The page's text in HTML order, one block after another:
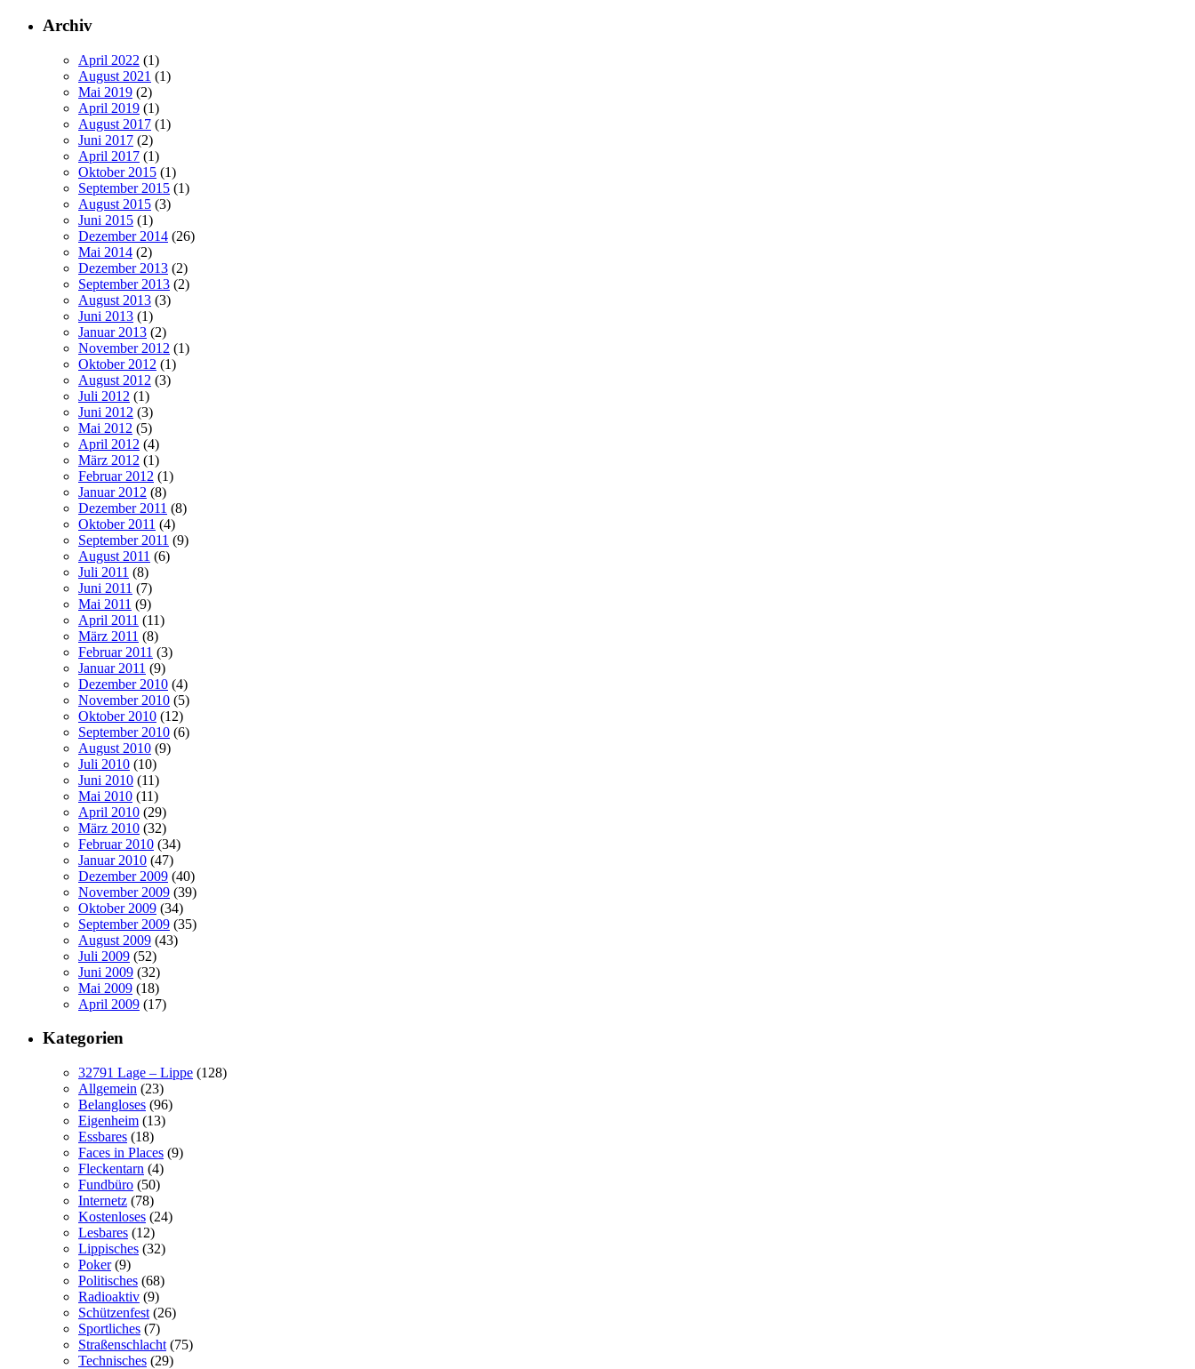
Archiv
April 2022 (1)
August 2021 (1)
Mai 2019 (2)
April 2019 (1)
August 2017 (1)
Juni 2017 (2)
April 2017 (1)
Oktober 2015 (1)
September 2015 (1)
August 2015 (3)
Juni 2015 (1)
Dezember 2014 (26)
Mai 2014 (2)
Dezember 2013 (2)
September 2013 (2)
August 2013 (3)
Juni 2013 (1)
Januar 2013 (2)
November 2012 (1)
Oktober 2012 (1)
August 2012 (3)
Juli 2012 (1)
Juni 2012 (3)
Mai 2012 (5)
April 2012 (4)
März 2012 (1)
Februar 2012 (1)
Januar 2012 (8)
Dezember 2011 (8)
Oktober 2011 (4)
September 2011 (9)
August 2011 (6)
Juli 2011 (8)
Juni 2011 (7)
Mai 2011 (9)
April 2011 (11)
März 2011 (8)
Februar 2011 (3)
Januar 2011 (9)
Dezember 2010 (4)
November 2010 (5)
Oktober 2010 (12)
September 2010 (6)
August 2010 (9)
Juli 2010 (10)
Juni 2010 (11)
Mai 2010 (11)
April 2010 (29)
März 2010 (32)
Februar 2010 (34)
Januar 2010 (47)
Dezember 2009 (40)
November 2009 (39)
Oktober 2009 (34)
September 2009 (35)
August 2009 (43)
Juli 2009 (52)
Juni 2009 (32)
Mai 2009 (18)
April 2009 (17)
Kategorien
32791 Lage – Lippe (128)
Allgemein (23)
Belangloses (96)
Eigenheim (13)
Essbares (18)
Faces in Places (9)
Fleckentarn (4)
Fundbüro (50)
Internetz (78)
Kostenloses (24)
Lesbares (12)
Lippisches (32)
Poker(9)
Politisches (68)
Radioaktiv (9)
Schützenfest (26)
Sportliches (7)
Straßenschlacht (75)
Technisches (29)